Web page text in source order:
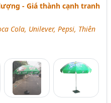
- Giá thành cạnh tranh
Cola, Unilever, Pepsi, Thiên